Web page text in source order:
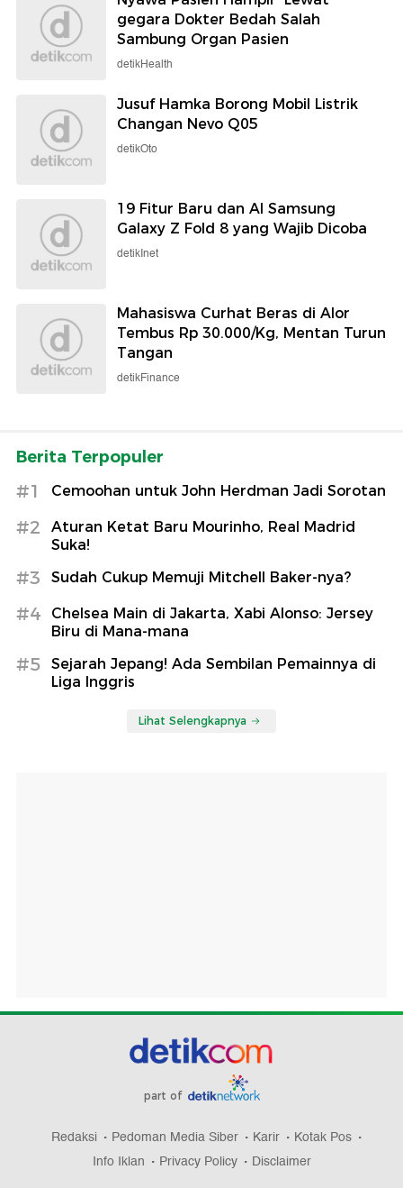
gegara Dokter Bedah Salah
Sambung Organ Pasien
detikHealth
Jusuf Hamka Borong Mobil Listrik
Changan Nevo Q05
detikOto
19 Fitur Baru dan AI Samsung
Galaxy Z Fold 8 yang Wajib Dicoba
detikInet
Mahasiswa Curhat Beras di Alor
Tembus Rp 30.000/Kg, Mentan Turun
Tangan
detikFinance
Berita Terpopuler
#1 Cemoohan untuk John Herdman Jadi Sorotan
#2
Aturan Ketat Baru Mourinho, Real Madrid
Suka!
#3 Sudah Cukup Memuji Mitchell Baker-nya?
#4
Chelsea Main di Jakarta, Xabi Alonso: Jersey
Biru di Mana-mana
#5
Sejarah Jepang! Ada Sembilan Pemainnya di
Liga Inggris
Lihat Selengkapnya
part of
Redaksi Pedoman Media Siber Karir
Kotak Pos
Info Iklan
Privacy Policy Disclaimer